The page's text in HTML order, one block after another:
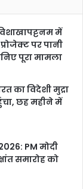
में
पर पानी
पूरा मामला
का विदेशी मुद्रा
छह महीने में
PM मोदी
समारोह को